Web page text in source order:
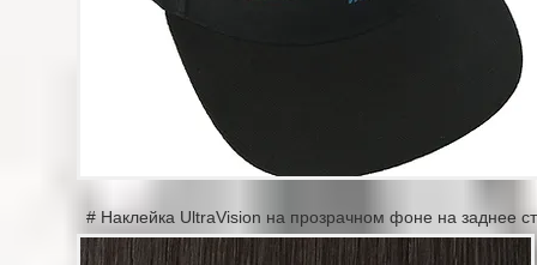
# Наклейка UltraVision на прозрачном фоне на заднее